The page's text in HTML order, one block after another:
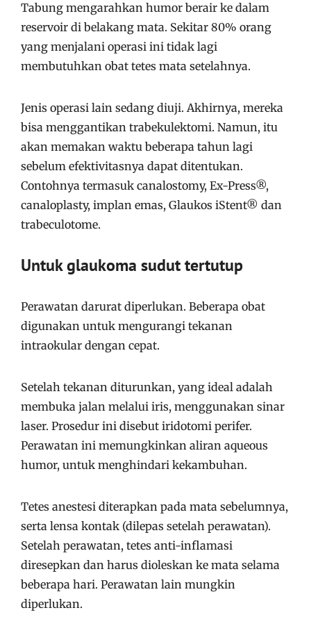
Tabung mengarahkan humor berair ke dalam
reservoir di belakang mata. Sekitar 80% orang
yang menjalani operasi ini tidak lagi
membutuhkan obat tetes mata setelahnya.
Jenis operasi lain sedang diuji. Akhirnya, mereka
bisa menggantikan trabekulektomi. Namun, itu
akan memakan waktu beberapa tahun lagi
sebelum efektivitasnya dapat ditentukan.
Contohnya termasuk canalostomy, Ex-Press®,
canaloplasty, implan emas, Glaukos iStent® dan
trabeculotome.
Untuk glaukoma sudut tertutup
Perawatan darurat diperlukan. Beberapa obat
digunakan untuk mengurangi tekanan
intraokular dengan cepat.
Setelah tekanan diturunkan, yang ideal adalah
membuka jalan melalui iris, menggunakan sinar
laser. Prosedur ini disebut iridotomi perifer.
Perawatan ini memungkinkan aliran aqueous
humor, untuk menghindari kekambuhan.
Tetes anestesi diterapkan pada mata sebelumnya,
serta lensa kontak (dilepas setelah perawatan).
Setelah perawatan, tetes anti-inflamasi
diresepkan dan harus dioleskan ke mata selama
beberapa hari. Perawatan lain mungkin
diperlukan.